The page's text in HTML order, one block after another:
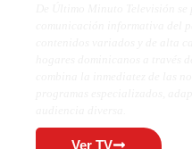
Ver TV